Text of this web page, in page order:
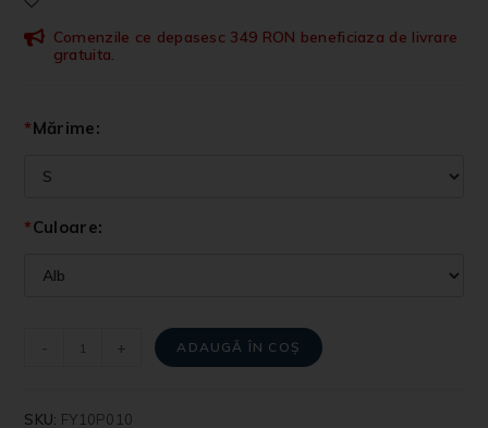
Comenzile ce depasesc 349 RON beneficiaza de livrare
gratuita.
*Mărime:
*Culoare:
- + ADAUGĂ ÎN COȘ
SKU: FY10P010